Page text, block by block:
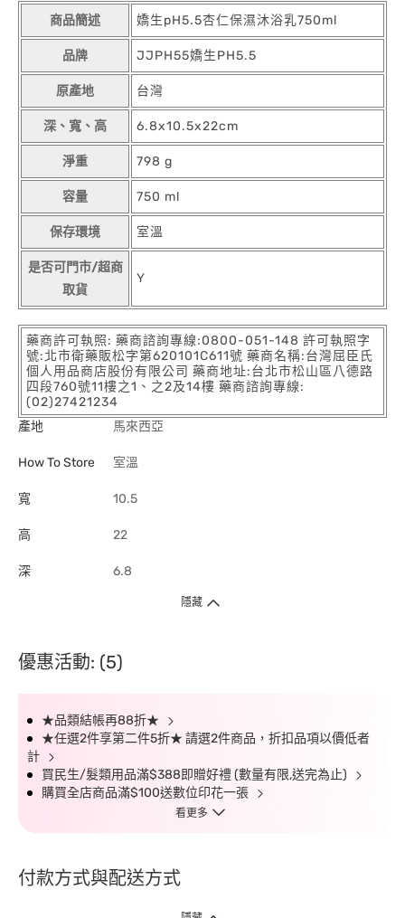
商品簡述 嬌生pH5.5杏仁保濕沐浴乳750ml
品牌 JJPH55嬌生PH5.5
原產地 台灣
深、寬、高 6.8x10.5x22cm
淨重 798 g
容量 750 ml
保存環境 室溫
是否可門市/超商
取貨
Y
藥商許可執照: 藥商諮詢專線:0800-051-148 許可執照字
號:北市衛藥販松字第620101C611號 藥商名稱:台灣屈臣氏
個人用品商店股份有限公司 藥商地址:台北市松山區八德路
四段760號11樓之1、之2及14樓 藥商諮詢專線:
(02)27421234
產地
馬來西亞
How To Store 室溫
寬 10.5
高 22
深 6.8
隱藏
優惠活動: (5)
★品類結帳再88折★
★任選2件享第二件5折★ 請選2件商品，折扣品項以價低者
計
買民生/髮類用品滿$388即贈好禮 (數量有限,送完為止)
購買全店商品滿$100送數位印花一張
看更多
付款方式與配送方式